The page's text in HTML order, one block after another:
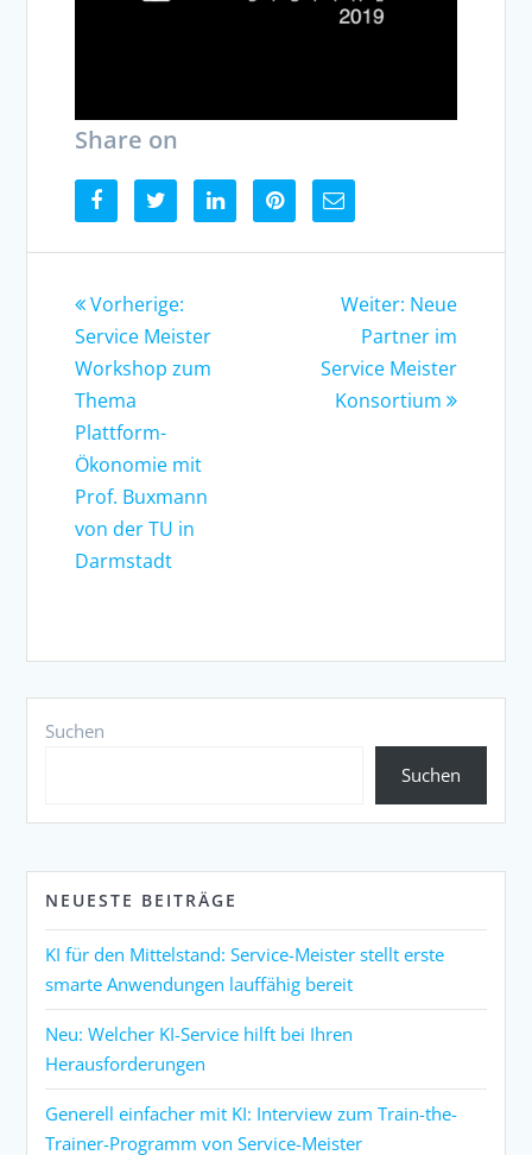
Share on
Vorherige:
Service Meister
Workshop zum
Thema
Plattform-
Ökonomie mit
Prof. Buxmann
von der TU in
Darmstadt
Weiter: Neue
Partner im
Service Meister
Konsortium
Suchen
Suchen
NEUESTE BEITRÄGE
KI für den Mittelstand: Service-Meister stellt erste
smarte Anwendungen lauffähig bereit
Neu: Welcher KI-Service hilft bei Ihren
Herausforderungen
Generell einfacher mit KI: Interview zum Train-the-
Trainer-Programm von Service-Meister